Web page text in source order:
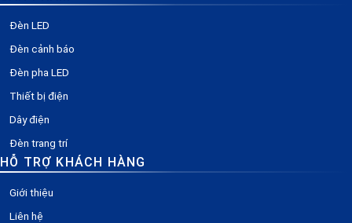
Đèn LED
Đèn cảnh báo
Đèn pha LED
Thiết bị điện
Dây điện
Đèn trang trí
HỖ TRỢ KHÁCH HÀNG
Giới thiệu
Liên hệ